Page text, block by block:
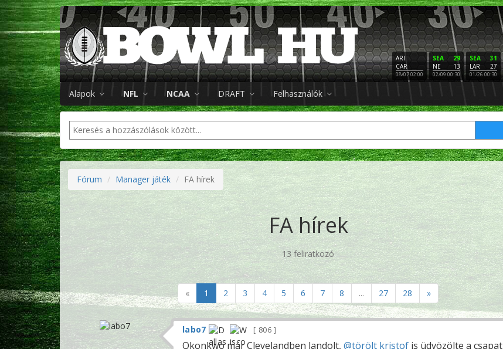
ARI
CAR
08/07 02:00
29
SEA
13
NE
02/09 00:30
31
SEA
27
LAR
01/26 00:30
Alapok NFL NCAA DRAFT Felhasználók
Fórum Manager játék FA hírek
FA hírek
13 feliratkozó
« 1 2 3 4 5 6 7 8 ... 27 28 »
labo7 806
Okonkwo már Clevelandben landolt, @törölt kristof is üdvözölte a csapat